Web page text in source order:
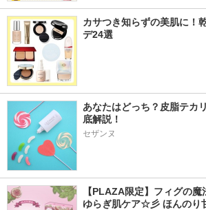
カサつき知らずの美肌に！
デ24選
あなたはどっち？皮脂テカ
底解説！
セザンヌ
【PLAZA限定】フィグの
ゆらぎ肌ケア☆彡 ほんのり